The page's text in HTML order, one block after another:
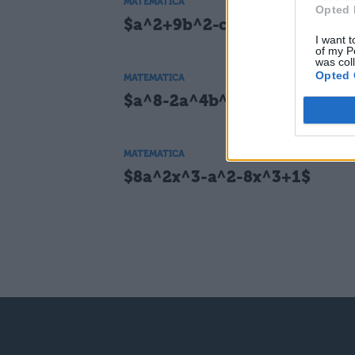
Opted
I want
of my
was
Opted
$a^2+9b^2-c^2-6ab$
MATEMATICA
$a^8-2a^4b^4+b^8-c^4$
MATEMATICA
$8a^2x^3-a^2-8x^3+1$